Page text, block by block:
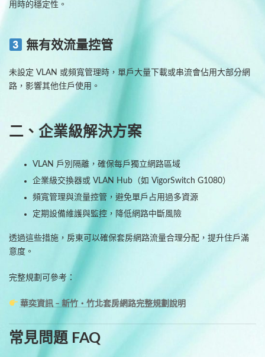
用時的穩定性。
無有效流量控管
未設定 VLAN 或頻寬管理時，單戶大量下載或串流會佔用大部分網
路，影響其他住戶使用。
二、企業級解決方案
VLAN 戶別隔離，確保每戶獨立網路區域
企業級交換器或 VLAN Hub（如 VigorSwitch G1080）
頻寬管理與流量控管，避免單戶占用過多資源
定期設備維護與監控，降低網路中斷風險
透過這些措施，房東可以確保套房網路流量合理分配，提升住戶滿
意度。
完整規劃可參考：
華奕資訊 – 新竹・竹北套房網路完整規劃說明
常見問題 FAQ